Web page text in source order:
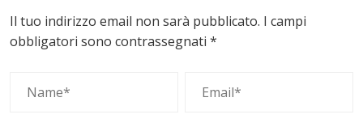
Il tuo indirizzo email non sarà pubblicato. I campi
obbligatori sono contrassegnati *